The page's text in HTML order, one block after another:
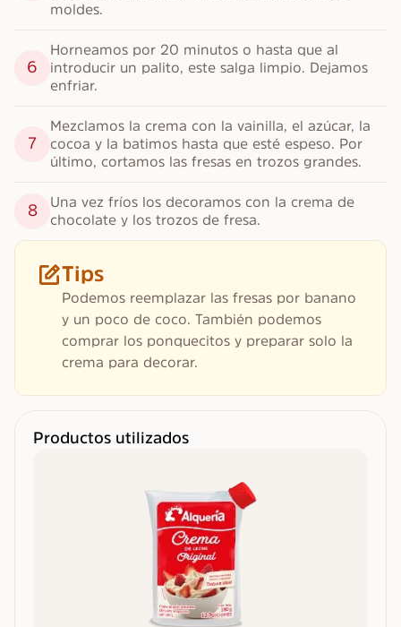
moldes.
6
Horneamos por 20 minutos o hasta que al
introducir un palito, este salga limpio. Dejamos
enfriar.
7
Mezclamos la crema con la vainilla, el azúcar, la
cocoa y la batimos hasta que esté espeso. Por
último, cortamos las fresas en trozos grandes.
8
Una vez fríos los decoramos con la crema de
chocolate y los trozos de fresa.
Tips
Podemos reemplazar las fresas por banano
y un poco de coco. También podemos
comprar los ponquecitos y preparar solo la
crema para decorar.
Productos utilizados